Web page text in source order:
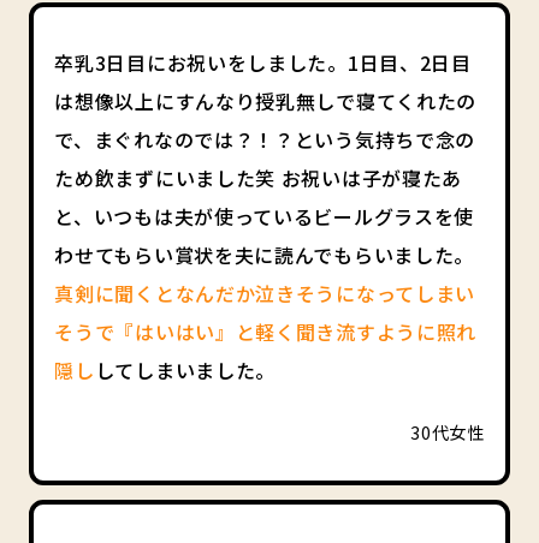
卒乳3日目にお祝いをしました。1日目、2日目
は想像以上にすんなり授乳無しで寝てくれたの
で、まぐれなのでは？！？という気持ちで念の
ため飲まずにいました笑 お祝いは子が寝たあ
と、いつもは夫が使っているビールグラスを使
わせてもらい賞状を夫に読んでもらいました。
真剣に聞くとなんだか泣きそうになってしまい
そうで『はいはい』と軽く聞き流すように照れ
隠し してしまいました。
30代女性